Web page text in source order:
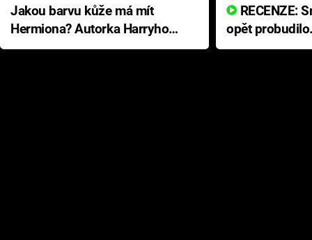
Jakou barvu kůže má mít
Hermiona? Autorka Harryho
Pottera přišla s ráznou
opět
přichází s